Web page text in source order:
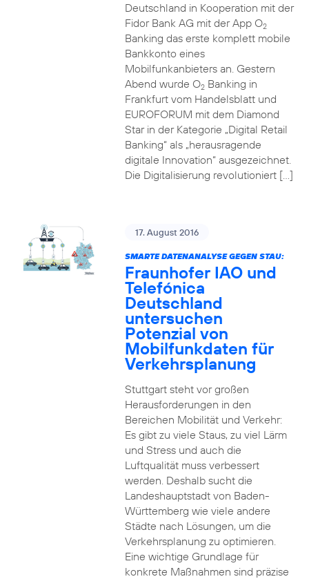
Deutschland in Kooperation mit der
Fidor Bank AG mit der App O2
Banking das erste komplett mobile
Bankkonto eines
Mobilfunkanbieters an. Gestern
Abend wurde O2Banking in
Frankfurt vom Handelsblatt und
EUROFORUM mit dem Diamond
Star in der Kategorie „Digital Retail
Banking“ als „herausragende
digitale Innovation“ ausgezeichnet.
Die Digitalisierung revolutioniert […]
17. August 2016
SMARTE DATENANALYSE GEGEN STAU:
Fraunhofer IAO und
Telefónica
Deutschland
untersuchen
Potenzial von
Mobilfunkdaten für
Verkehrsplanung
Stuttgart steht vor großen
Herausforderungen in den
Bereichen Mobilität und Verkehr:
Es gibt zu viele Staus, zu viel Lärm
und Stress und auch die
Luftqualität muss verbessert
werden. Deshalb sucht die
Landeshauptstadt von Baden-
Württemberg wie viele andere
Städte nach Lösungen, um die
Verkehrsplanung zu optimieren.
Eine wichtige Grundlage für
konkrete Maßnahmen sind präzise